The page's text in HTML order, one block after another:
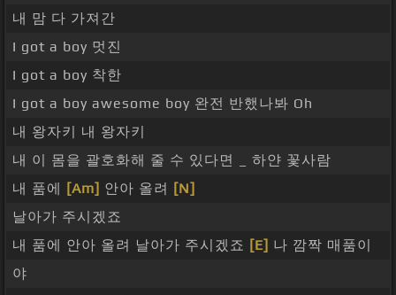
내 맘 다 가져간
I got a boy 멋진
I got a boy 착한
I got a boy awesome boy 완전 반했나봐 Oh
내 왕자키 내 왕자키
내 이 몸을 괄호화해 줄 수 있다면 _ 하얀 꽃사람
내 품에
[Am] 안아 올려
[N]
날아가 주시겠죠
내 품에 안아 올려 날아가 주시겠죠 [E] 나 깜짝 매품이
야